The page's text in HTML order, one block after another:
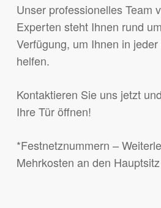
Unser professionelles Team
Experten steht Ihnen rund
Verfügung, um Ihnen in
helfen.
Kontaktieren Sie uns jetzt
Ihre Tür öffnen!
*Festnetznummern –
Mehrkosten an den